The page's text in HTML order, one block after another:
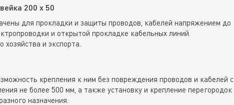
200 х 50
для прокладки и защиты проводов, кабелей напряжением до
и открытой прокладке кабельных линий.
и экспорта.
крепления к ним без повреждения проводов и кабелей с
не более 500 мм, а также установку и крепление перегородок
назначения.